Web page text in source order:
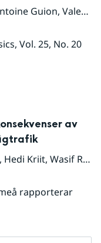
Guion, Valentin Petiot
, Vol. 25, No. 20
av
, Hedi Kriit, Wasif Raza
rapporterar